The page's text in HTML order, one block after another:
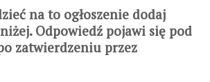
na to ogłoszenie dodaj
Odpowiedź pojawi się pod
zatwierdzeniu przez